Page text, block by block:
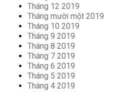
Tháng 12 2019
Tháng mười một 2019
Tháng 10 2019
Tháng 9 2019
Tháng 8 2019
Tháng 7 2019
Tháng 6 2019
Tháng 5 2019
Tháng 4 2019